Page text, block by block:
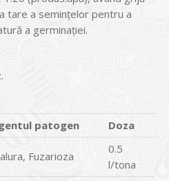
tare a seminţelor pentru a
a germinaţiei.
patogen Doza
Fuzarioza
0.5
l/tona